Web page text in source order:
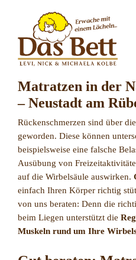
Matratzen in der
– Neustadt am
Rückenschmerzen sind über
geworden. Diese können
beispielsweise eine falsche
Ausübung von
auf die Wirbelsäule auswirken.
einfach Ihren Körper richtig
von uns beraten: Denn die
beim Liegen unterstützt die
Muskeln rund um Ihre